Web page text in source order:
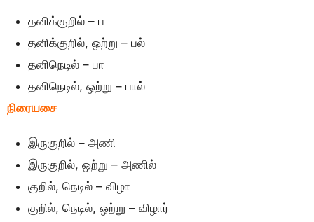
தனிக்குறில் – ப
தனிக்குறில், ஒற்று – பல்
தனிநெடில் – பா
தனிநெடில், ஒற்று – பால்
நிரையசை
இருகுறில் – அணி
இருகுறில், ஒற்று – அணில்
குறில், நெடில் – விழா
குறில், நெடில், ஒற்று – விழார்